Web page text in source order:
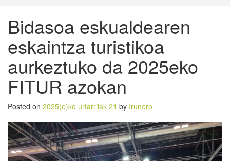
Bidasoa eskualdearen
eskaintza turistikoa
aurkeztuko da 2025eko
FITUR azokan
Posted on 2025(e)ko urtarrilak 21 by Irunero